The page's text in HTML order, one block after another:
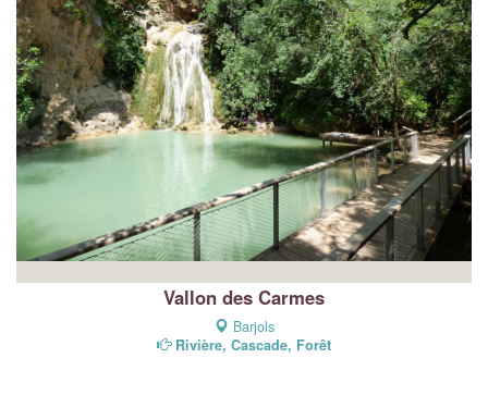
Vallon des Carmes
Barjols
Rivière, Cascade, Forêt